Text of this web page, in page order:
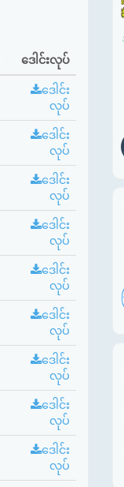
ဒေါင်းလုပ်
ဒေါင်း
လုပ်
ဒေါင်း
လုပ်
ဒေါင်း
လုပ်
ဒေါင်း
လုပ်
ဒေါင်း
လုပ်
ဒေါင်း
လုပ်
ဒေါင်း
လုပ်
ဒေါင်း
လုပ်
ဒေါင်း
လုပ်